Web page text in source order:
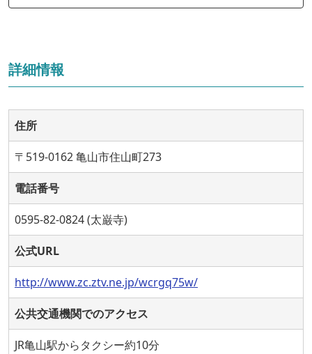
詳細情報
住所
〒519-0162 亀山市住山町273
電話番号
0595-82-0824 (太巌寺)
公式URL
http://www.zc.ztv.ne.jp/wcrgq75w/
公共交通機関でのアクセス
JR亀山駅からタクシー約10分